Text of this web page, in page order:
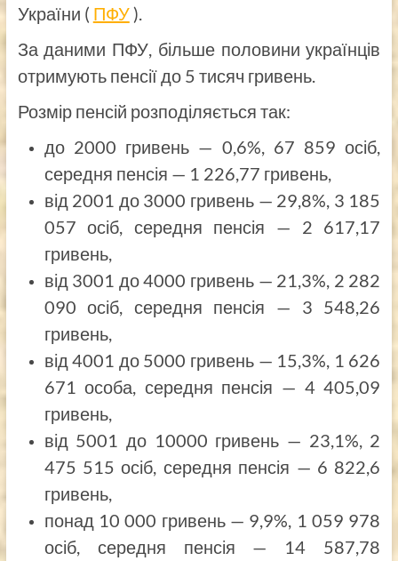
України ( ПФУ).
За даними ПФУ, більше половини українців
отримують пенсії до 5 тисяч гривень.
Розмір пенсій розподіляється так:
до 2000 гривень — 0,6%, 67 859 осіб,
середня пенсія — 1 226,77 гривень,
від 2001 до 3000 гривень — 29,8%, 3 185
057 осіб, середня пенсія — 2 617,17
гривень,
від 3001 до 4000 гривень — 21,3%, 2 282
090 осіб, середня пенсія — 3 548,26
гривень,
від 4001 до 5000 гривень — 15,3%, 1 626
671 особа, середня пенсія — 4 405,09
гривень,
від 5001 до 10000 гривень — 23,1%, 2
475 515 осіб, середня пенсія — 6 822,6
гривень,
понад 10 000 гривень — 9,9%, 1 059 978
осіб, середня пенсія — 14 587,78